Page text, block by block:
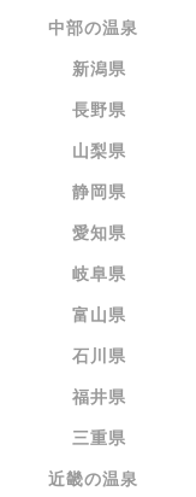
中部の温泉
新潟県
長野県
山梨県
静岡県
愛知県
岐阜県
富山県
石川県
福井県
三重県
近畿の温泉